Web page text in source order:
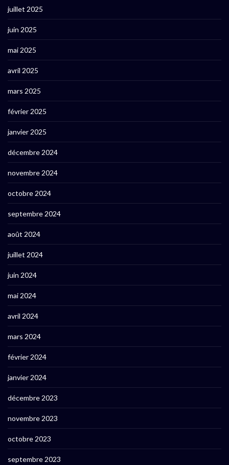
juillet 2025
juin 2025
mai 2025
avril 2025
mars 2025
février 2025
janvier 2025
décembre 2024
novembre 2024
octobre 2024
septembre 2024
août 2024
juillet 2024
juin 2024
mai 2024
avril 2024
mars 2024
février 2024
janvier 2024
décembre 2023
novembre 2023
octobre 2023
septembre 2023